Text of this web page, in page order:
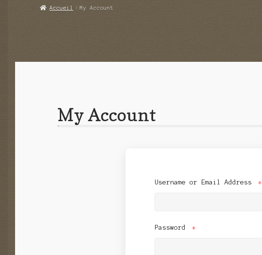
Accueil My Account
My Account
Username or Email Address *
Password *